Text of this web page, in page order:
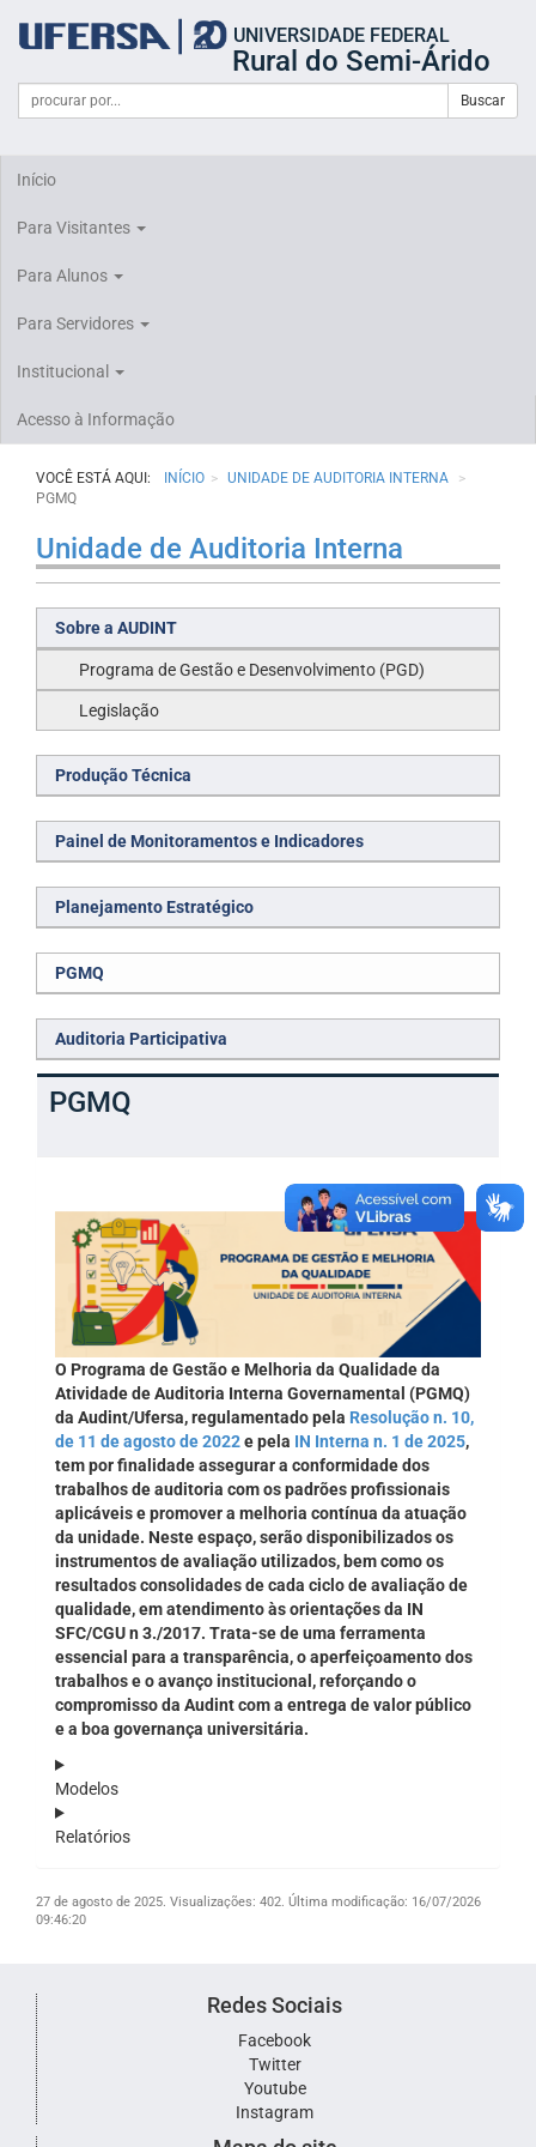
portal
UFERSA
UNIVERSIDADE FEDERAL
Rural do Semi-Árido
Formulário
Busca
Campo
de
Buscar
Início
Para Visitantes
Para Alunos
Para Servidores
Institucional
Acesso à Informação
VOCÊ ESTÁ AQUI: INÍCIO
UNIDADE DE AUDITORIA INTERNA
PGMQ
Unidade de Auditoria Interna
Sobre a AUDINT
Programa de Gestão e Desenvolvimento (PGD)
Legislação
Produção Técnica
Painel de Monitoramentos e Indicadores
Planejamento Estratégico
PGMQ
Auditoria Participativa
PGMQ
O Programa de Gestão e Melhoria da Qualidade da
Atividade de Auditoria Interna Governamental (PGMQ)
da Audint/Ufersa, regulamentado pela Resolução n. 10,
de 11 de agosto de 2022e pela IN Interna n. 1 de 2025,
tem por finalidade assegurar a conformidade dos
trabalhos de auditoria com os padrões profissionais
aplicáveis e promover a melhoria contínua da atuação
da unidade. Neste espaço, serão disponibilizados os
instrumentos de avaliação utilizados, bem como os
resultados consolidades de cada ciclo de avaliação de
qualidade, em atendimento às orientações da IN
SFC/CGU n 3./2017. Trata-se de uma ferramenta
essencial para a transparência, o aperfeiçoamento dos
trabalhos e o avanço institucional, reforçando o
compromisso da Audint com a entrega de valor público
e a boa governança universitária.
Modelos
Relatórios
27 de agosto de 2025. Visualizações: 402. Última modificação: 16/07/2026
09:46:20
Redes Sociais
Facebook
Twitter
Youtube
Instagram